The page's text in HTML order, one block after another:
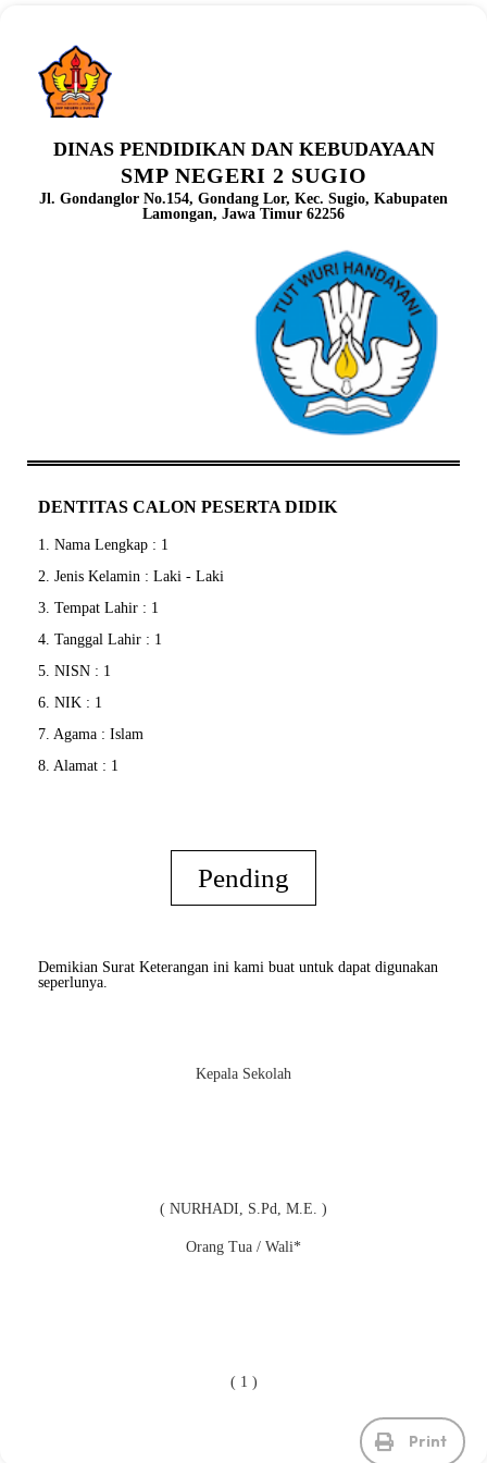
DINAS PENDIDIKAN DAN KEBUDAYAAN
SMP NEGERI 2 SUGIO
Jl. Gondanglor No.154, Gondang Lor, Kec. Sugio, Kabupaten
Lamongan, Jawa Timur 62256
DENTITAS CALON PESERTA DIDIK
1. Nama Lengkap : 1
2. Jenis Kelamin : Laki - Laki
3. Tempat Lahir : 1
4. Tanggal Lahir : 1
5. NISN : 1
6. NIK : 1
7. Agama : Islam
8. Alamat : 1
Pending
Demikian Surat Keterangan ini kami buat untuk dapat digunakan
seperlunya.
Kepala Sekolah
( NURHADI, S.Pd, M.E. )
Orang Tua / Wali*
( 1 )
Print